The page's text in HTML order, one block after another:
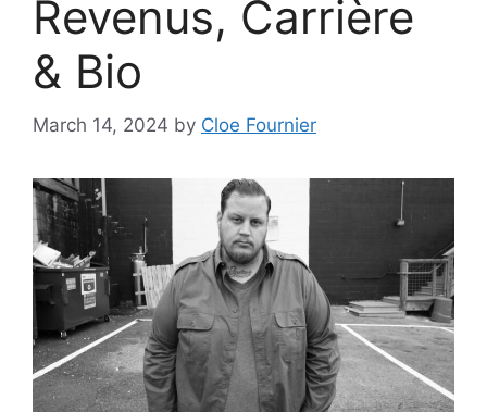
Revenus, Carrière
& Bio
March 14, 2024 by Cloe Fournier